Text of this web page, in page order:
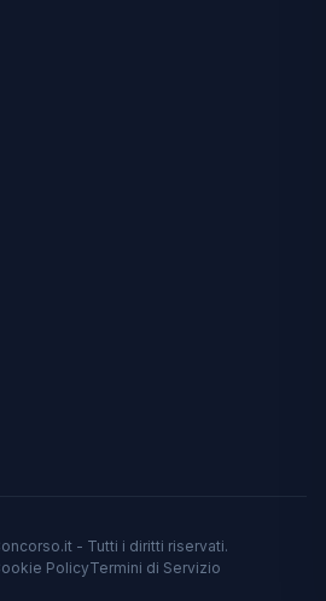
- Tutti i diritti riservati.
PolicyTermini di Servizio